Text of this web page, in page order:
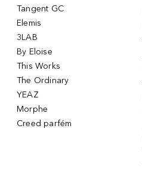
Tangent GC
Elemis
3LAB
By Eloise
This Works
The Ordinary
YEAZ
Morphe
Creed parfém